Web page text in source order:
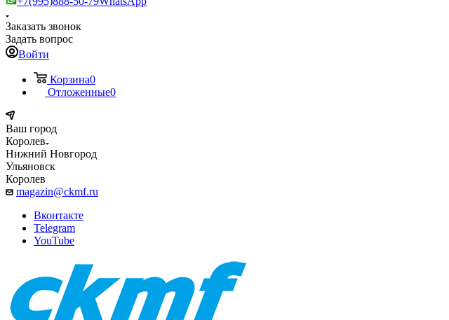
Заказать звонок
Задать вопрос
Войти
Корзина0
Отложенные0
Ваш город
Королев
Нижний Новгород
Ульяновск
Королев
magazin@ckmf.ru
Вконтакте
Telegram
YouTube